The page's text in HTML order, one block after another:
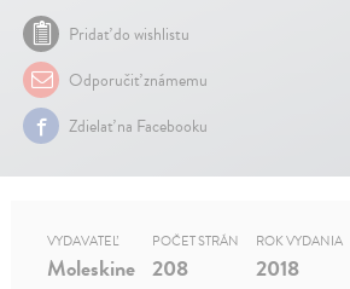
Pridať do wishlistu
Odporučiť známemu
Zdielať na Facebooku
VYDAVATEĽ
Moleskine
POČET STRÁN
208
ROK VYDANIA
2018